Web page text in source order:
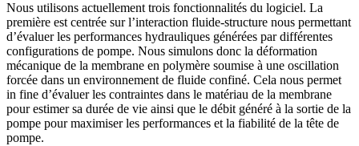
Nous utilisons actuellement trois fonctionnalités du logiciel. La
première est centrée sur l’interaction fluide-structure nous permettant
d’évaluer les performances hydrauliques générées par différentes
configurations de pompe. Nous simulons donc la déformation
mécanique de la membrane en polymère soumise à une oscillation
forcée dans un environnement de fluide confiné. Cela nous permet
in fine d’évaluer les contraintes dans le matériau de la membrane
pour estimer sa durée de vie ainsi que le débit généré à la sortie de la
pompe pour maximiser les performances et la fiabilité de la tête de
pompe.